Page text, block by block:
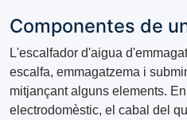
Componentes de
L'escalfador d'aigua
escalfa, emmagatzema i
mitjançant alguns elements.
electrodomèstic, el cabal del